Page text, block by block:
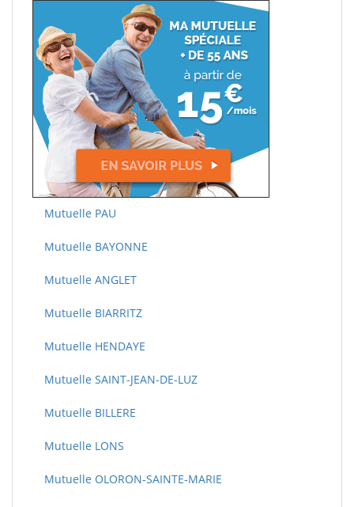
Mutuelle PAU
Mutuelle BAYONNE
Mutuelle ANGLET
Mutuelle BIARRITZ
Mutuelle HENDAYE
Mutuelle SAINT-JEAN-DE-LUZ
Mutuelle BILLERE
Mutuelle LONS
Mutuelle OLORON-SAINTE-MARIE